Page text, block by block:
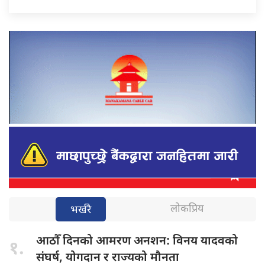
भर्खरै लोकप्रिय
१. आठौँ दिनकोआमरण अनशन: विनय यादवको
संघर्ष, योगदान र राज्यको मौनता